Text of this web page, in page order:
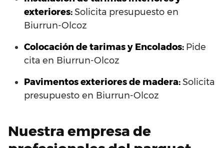
exteriores:Solicita presupuesto en
Biurrun-Olcoz
Colocación de tarimas y Encolados: Pide
cita en Biurrun-Olcoz
Pavimentos exteriores de madera:Solicita
presupuesto en Biurrun-Olcoz
Nuestra empresa de